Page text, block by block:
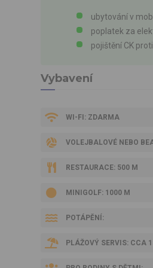
ubytování v
poplatek za
pojištění CK
Vybavení
WI-FI: ZDARMA
VOLEJBALOVÉ NEBO
RESTAURACE: 500 M
MINIGOLF: 1000 M
POTÁPĚNÍ:
PLÁŽOVÝ SERVIS: CCA